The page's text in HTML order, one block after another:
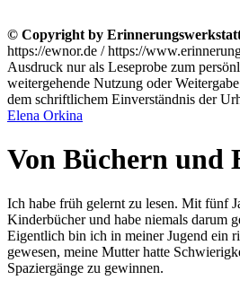
© Copyright by
https://ewnor.de / https://
Ausdruck nur als Leseprobe zum
weitergehende Nutzung oder
dem schriftlichem Einverständnis der
Elena Orkina
Von Büchern und
Ich habe früh gelernt zu lesen. Mit fünf
Kinderbücher und habe niemals darum
Eigentlich bin ich in meiner Jugend ein
gewesen, meine Mutter hatte
Spaziergänge zu gewinnen.